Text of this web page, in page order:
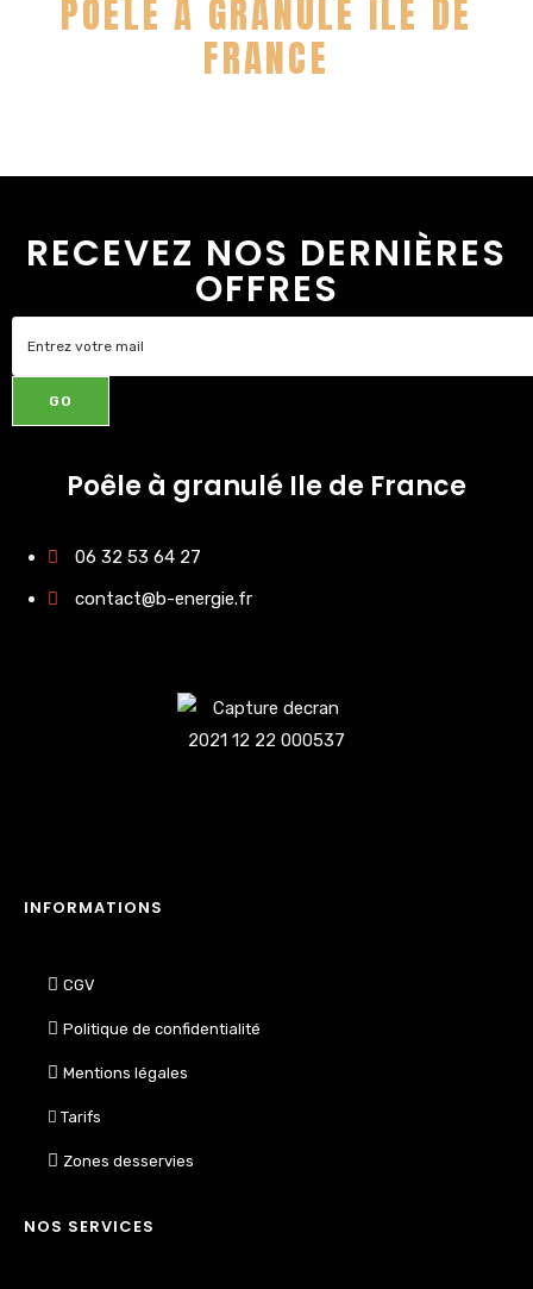
POÊLE À GRANULÉ ILE DE
FRANCE
RECEVEZ NOS DERNIÈRES
OFFRES
GO
Poêle à granulé Ile de France
06 32 53 64 27
contact@b-energie.fr
INFORMATIONS
CGV
Politique de confidentialité
Mentions légales
Tarifs
Zones desservies
NOS SERVICES